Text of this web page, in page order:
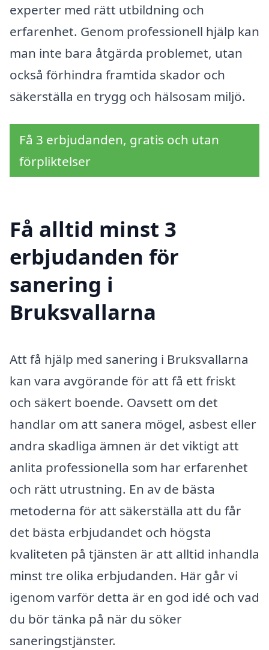
experter med rätt utbildning och
erfarenhet. Genom professionell hjälp kan
man inte bara åtgärda problemet, utan
också förhindra framtida skador och
säkerställa en trygg och hälsosam miljö.
Få 3 erbjudanden, gratis och utan
förpliktelser
Få alltid minst 3
erbjudanden för
sanering i
Bruksvallarna
Att få hjälp med sanering i Bruksvallarna
kan vara avgörande för att få ett friskt
och säkert boende. Oavsett om det
handlar om att sanera mögel, asbest eller
andra skadliga ämnen är det viktigt att
anlita professionella som har erfarenhet
och rätt utrustning. En av de bästa
metoderna för att säkerställa att du får
det bästa erbjudandet och högsta
kvaliteten på tjänsten är att alltid inhandla
minst tre olika erbjudanden. Här går vi
igenom varför detta är en god idé och vad
du bör tänka på när du söker
saneringstjänster.